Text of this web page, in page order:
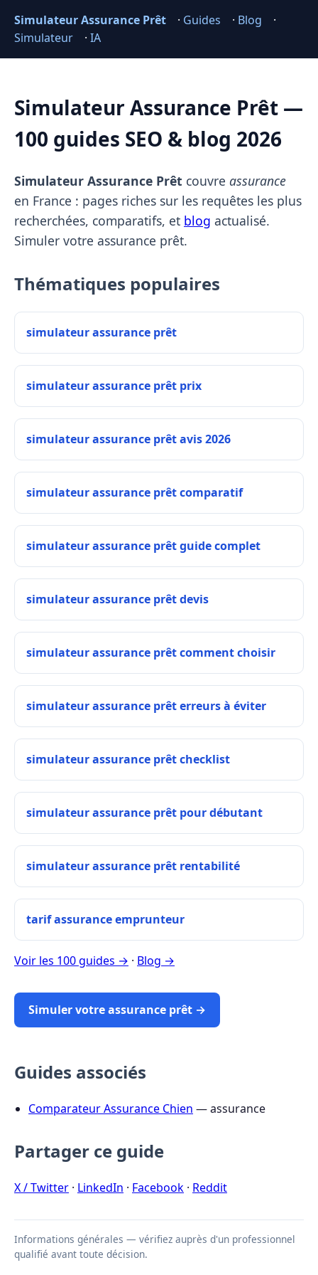
Simulateur Assurance Prêt · Guides · Blog
·
Simulateur
· IA
Simulateur Assurance Prêt —
100 guides SEO & blog 2026
Simulateur Assurance Prêt couvre assurance
en France : pages riches sur les requêtes les plus
recherchées, comparatifs, et blog actualisé.
Simuler votre assurance prêt.
Thématiques populaires
simulateur assurance prêt
simulateur assurance prêt prix
simulateur assurance prêt avis 2026
simulateur assurance prêt comparatif
simulateur assurance prêt guide complet
simulateur assurance prêt devis
simulateur assurance prêt comment choisir
simulateur assurance prêt erreurs à éviter
simulateur assurance prêt checklist
simulateur assurance prêt pour débutant
simulateur assurance prêt rentabilité
tarif assurance emprunteur
Voir les 100 guides → · Blog →
Simuler votre assurance prêt →
Guides associés
Comparateur Assurance Chien — assurance
Partager ce guide
X / Twitter · LinkedIn · Facebook · Reddit
Informations générales — vérifiez auprès d'un professionnel
qualifié avant toute décision.